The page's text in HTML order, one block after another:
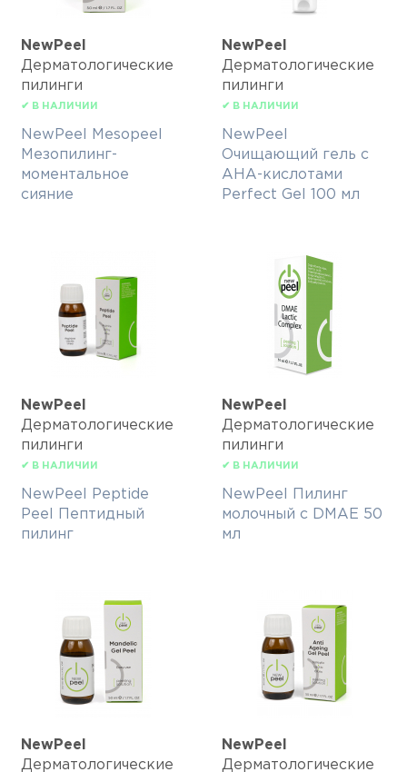
NewPeel
Дерматологические
пилинги
✔ В НАЛИЧИИ
NewPeel Mesopeel
Мезопилинг-
моментальное
сияние
NewPeel
Дерматологические
пилинги
✔ В НАЛИЧИИ
NewPeel
Очищающий гель с
АНА-кислотами
Perfect Gel 100 мл
NewPeel
Дерматологические
пилинги
✔ В НАЛИЧИИ
NewPeel Peptide
Peel Пептидный
пилинг
NewPeel
Дерматологические
пилинги
✔ В НАЛИЧИИ
NewPeel Пилинг
молочный с DMAE 50
мл
NewPeel
Дерматологические
NewPeel
Дерматологические